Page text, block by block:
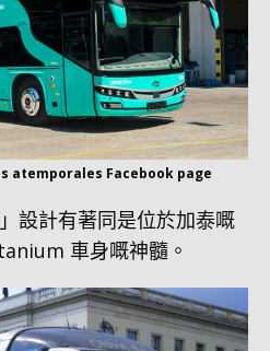
atemporales Facebook page
設計有著同是位於加泰嘅
車身嘅神髓。